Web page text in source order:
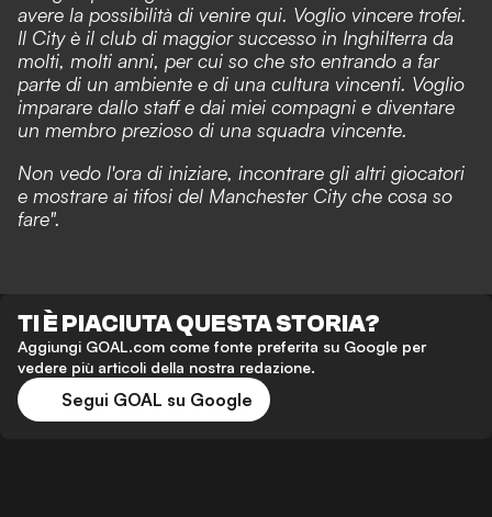
avere la possibilità di venire qui. Voglio vincere trofei.
Il City è il club di maggior successo in Inghilterra da
molti, molti anni, per cui so che sto entrando a far
parte di un ambiente e di una cultura vincenti. Voglio
imparare dallo staff e dai miei compagni e diventare
un membro prezioso di una squadra vincente.
Non vedo l'ora di iniziare, incontrare gli altri giocatori
e mostrare ai tifosi del Manchester City che cosa so
fare".
TI È PIACIUTA QUESTA STORIA?
Aggiungi GOAL.com come fonte preferita su Google per
vedere più articoli della nostra redazione.
Segui GOAL su Google